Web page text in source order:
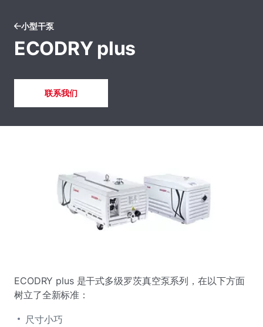
小型干泵
ECODRY plus
联系我们
ECODRY plus 是干式多级罗茨真空泵系列，在以下方面
树立了全新标准：
尺寸小巧